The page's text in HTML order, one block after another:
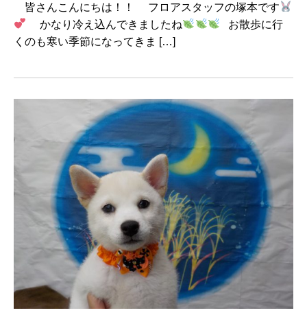
皆さんこんにちは！！ フロアスタッフの塚本です
かなり冷え込んできましたね
お散歩に行
くのも寒い季節になってきま […]